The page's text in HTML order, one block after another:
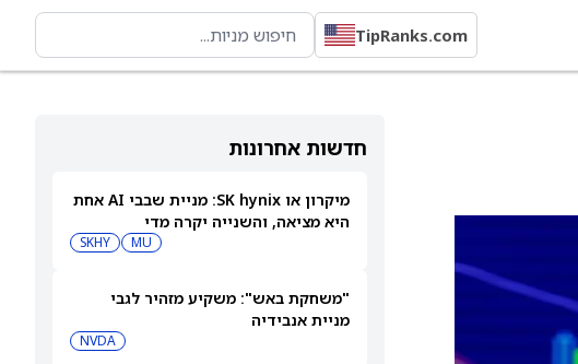
TipRanks.com
חדשות אחרונות
מיקרון או SK hynix: מניית שבבי AI אחת
היא מציאה, והשנייה יקרה מדי
MU
SKHY
"משחקת באש": משקיע מזהיר לגבי
מניית אנבידיה
NVDA